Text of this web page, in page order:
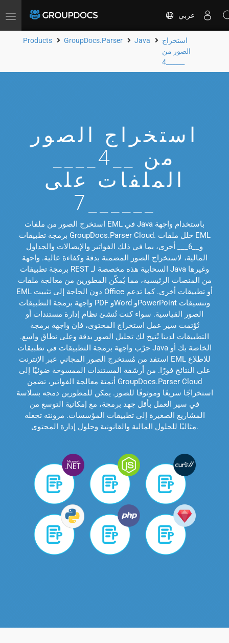
Toggle
عربي
Products GroupDocs.Parser Java
استخراج
الصور من
استخراج الصور
الملفات على
استخرج الصور من ملفات EML في Java باستخدام واجهة
برمجة تطبيقات GroupDocs.Parser Cloud. حلل ملفات EML
و__6___ أخرى، بما في ذلك الفواتير والإيصالات والجداول
المالية، لاستخراج الصور المضمنة بدقة وكفاءة عالية. واجهة
برمجة تطبيقات REST السحابية هذه مخصصة لـ Java وغيرها
من المنصات الرئيسية، مما يُمكّن المطورين من معالجة ملفات
EML دون الحاجة إلى تثبيت Office أو تطبيقات أخرى. كما تدعم
واجهة برمجة التطبيقات PDF وWord وPowerPoint وتنسيقات
الصور القياسية. سواء كنت تُنشئ نظام إدارة مستندات أو
تُؤتمت سير عمل استخراج المحتوى، فإن واجهة برمجة
التطبيقات لدينا تُتيح لك تحليل الصور بدقة وعلى نطاق واسع.
جرّب واجهة برمجة التطبيقات في تطبيقات Java الخاصة بك أو
استفد من مُستخرج الصور المجاني عبر الإنترنت EML للاطلاع
على النتائج فورًا. من أرشفة المستندات الممسوحة ضوئيًا إلى
أتمتة معالجة الفواتير، تضمن GroupDocs.Parser Cloud
استخراجًا سريعًا وموثوقًا للصور. يمكن للمطورين دمجه بسلاسة
في سير العمل بأقل جهد برمجة، مع إمكانية التوسع من
المشاريع الصغيرة إلى تطبيقات المؤسسات. مرونته تجعله
مثاليًا للحلول المالية والقانونية وحلول إدارة المحتوى.